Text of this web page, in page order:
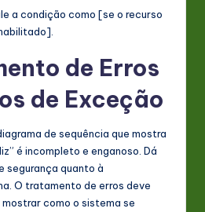
a condição como [se o recurso
de Erros
de Exceção
de sequência que mostra
é incompleto e enganoso. Dá
segurança quanto à
O tratamento de erros deve
como o sistema se